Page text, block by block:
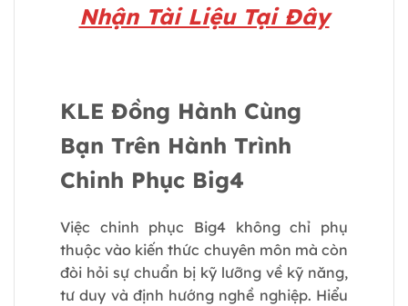
Nhận Tài Liệu Tại Đây
KLE Đồng Hành Cùng
Bạn Trên Hành Trình
Chinh Phục Big4
Việc chinh phục Big4 không chỉ phụ
thuộc vào kiến thức chuyên môn mà còn
đòi hỏi sự chuẩn bị kỹ lưỡng về kỹ năng,
tư duy và định hướng nghề nghiệp. Hiểu